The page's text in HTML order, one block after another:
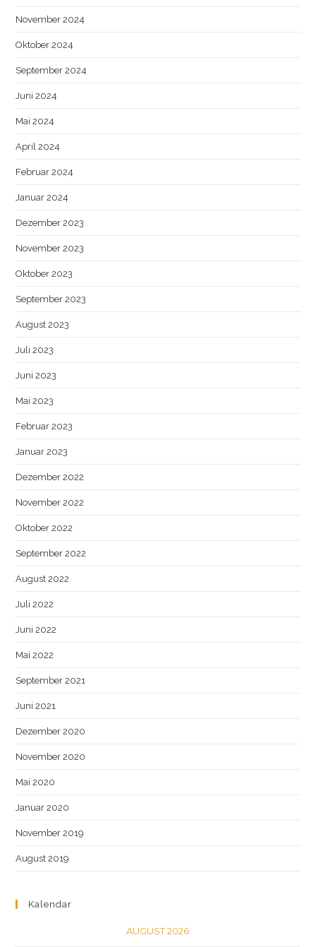
November 2024
Oktober 2024
September 2024
Juni 2024
Mai 2024
April 2024
Februar 2024
Januar 2024
Dezember 2023
November 2023
Oktober 2023
September 2023
August 2023
Juli 2023
Juni 2023
Mai 2023
Februar 2023
Januar 2023
Dezember 2022
November 2022
Oktober 2022
September 2022
August 2022
Juli 2022
Juni 2022
Mai 2022
September 2021
Juni 2021
Dezember 2020
November 2020
Mai 2020
Januar 2020
November 2019
August 2019
Kalendar
AUGUST 2026